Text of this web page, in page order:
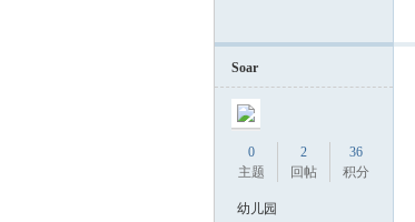
Soar
0
主题
2
回帖
36
积分
幼儿园